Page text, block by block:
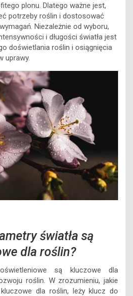
plonu. Dlatego ważne jest,
potrzeby roślin i dostosować
Niezależnie od wyboru,
i długości światła jest
doświetlania roślin i osiągnięcia
uprawy.
światła są
dla roślin?
są kluczowe dla
roślin. W zrozumieniu, jakie
dla roślin, leży klucz do